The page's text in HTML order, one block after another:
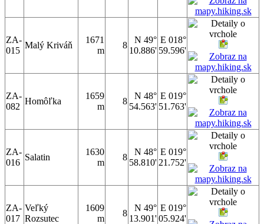
ZA-
015
Malý Kriváň
1671
m
8
N 49°
10.886'
E 018°
59.596'
ZA-
082
Homôľka
1659
m
8
N 48°
54.563'
E 019°
51.763'
ZA-
016
Salatin
1630
m
8
N 48°
58.810'
E 019°
21.752'
ZA-
017
Veľký
Rozsutec
1609
m
8
N 49°
13.901'
E 019°
05.924'